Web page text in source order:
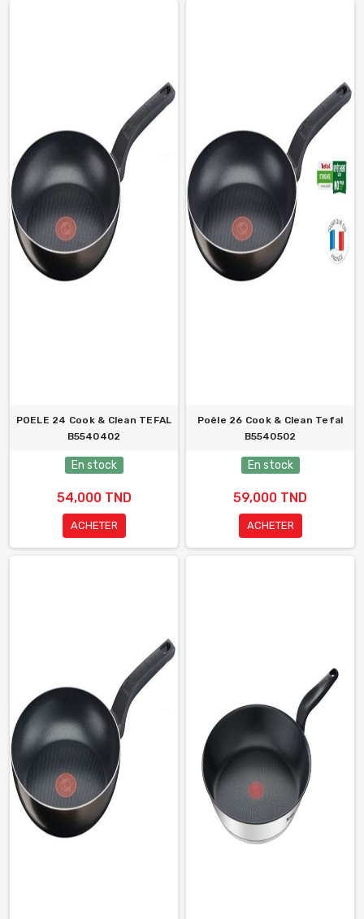
POELE 24 Cook & Clean TEFAL
B5540402
En stock
54,000 TND
ACHETER
Poêle 26 Cook & Clean Tefal
B5540502
En stock
59,000 TND
ACHETER